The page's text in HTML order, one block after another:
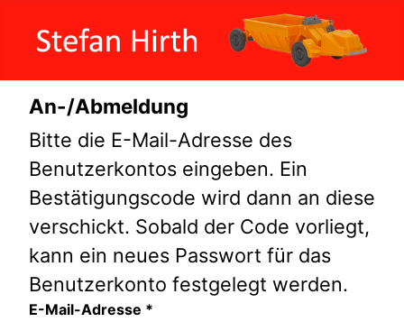
An-/Abmeldung
Bitte die E-Mail-Adresse des
Benutzerkontos eingeben. Ein
Bestätigungscode wird dann an diese
verschickt. Sobald der Code vorliegt,
kann ein neues Passwort für das
Benutzerkonto festgelegt werden.
E-Mail-Adresse *